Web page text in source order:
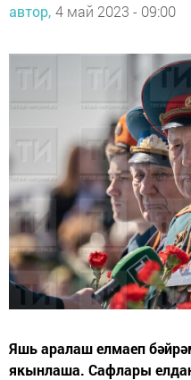
автор, 4 май 2023 - 09:00
Яшь аралаш елмаеп
якынлаша. Сафлары